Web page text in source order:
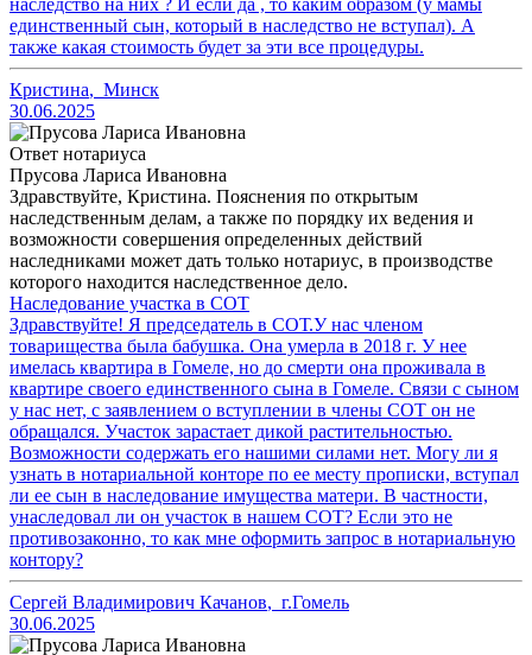
наследство на них ? И если да , то каким образом (у мамы
единственный сын, который в наследство не вступал). А
также какая стоимость будет за эти все процедуры.
Кристина, Минск
30.06.2025
Ответ нотариуса
Прусова Лариса Ивановна
Здравствуйте, Кристина. Пояснения по открытым
наследственным делам, а также по порядку их ведения и
возможности совершения определенных действий
наследниками может дать только нотариус, в производстве
которого находится наследственное дело.
Наследование участка в СОТ
Здравствуйте! Я председатель в СОТ.У нас членом
товарищества была бабушка. Она умерла в 2018 г. У нее
имелась квартира в Гомеле, но до смерти она проживала в
квартире своего единственного сына в Гомеле. Связи с сыном
у нас нет, с заявлением о вступлении в члены СОТ он не
обращался. Участок зарастает дикой растительностью.
Возможности содержать его нашими силами нет. Могу ли я
узнать в нотариальной конторе по ее месту прописки, вступал
ли ее сын в наследование имущества матери. В частности,
унаследовал ли он участок в нашем СОТ? Если это не
противозаконно, то как мне оформить запрос в нотариальную
контору?
Сергей Владимирович Качанов, г.Гомель
30.06.2025